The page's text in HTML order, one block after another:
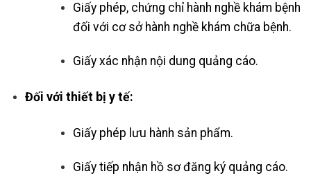
Giấy phép, chứng chỉ hành nghề khám bệnh
đối với cơ sở hành nghề khám chữa bệnh.
Giấy xác nhận nội dung quảng cáo.
Đối với thiết bị y tế:
Giấy phép lưu hành sản phẩm.
Giấy tiếp nhận hồ sơ đăng ký quảng cáo.